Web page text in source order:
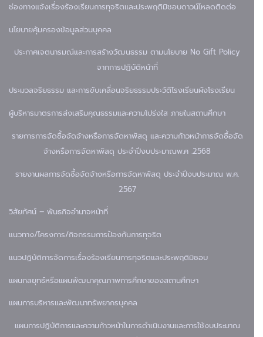
ช่องทางแจ้งเรื่องร้องเรียนการทุจริตและประพฤติมิชอบดาวน์โหลดติดต่อ
นโยบายคุ้มครองข้อมูลส่วนบุคคล
ประกาศเจตนารมณ์และการสร้างวัฒนธรรม ตามนโยบาย No Gift Policy
จากการปฏิบัติหน้าที่
ประมวลจริยธรรม และการขับเคลื่อนจริยธรรมประวัติโรงเรียนผังโรงเรียน
ผู้บริหารมาตรการส่งเสริมคุณธรรมและความโปร่งใส ภายในสถานศึกษา
รายการการจัดซื้อจัดจ้างหรือการจัดหาพัสดุ และความก้าวหน้าการจัดซื้อจัด
จ้างหรือการจัดหาพัสดุ ประจำปีงบประมาณพ.ศ .2568
รายงานผลการจัดซื้อจัดจ้างหรือการจัดหาพัสดุ ประจำปีงบประมาณ พ.ศ.
2567
วิสัยทัศน์ – พันธกิจอำนาจหน้าที่
แนวทาง/โครงการ/กิจกรรมการป้องกันการทุจริต
แนวปฏิบัติการจัดการเรื่องร้องเรียนการทุจริตและประพฤติมิชอบ
แผนกลยุทธ์หรือแผนพัฒนาคุณภาพการศึกษาของสถานศึกษา
แผนการบริหารและพัฒนาทรัพยากรบุคคล
แผนการปฏิบัติการและความก้าวหน้าในการดำเนินงานและการใช้งบประมาณ